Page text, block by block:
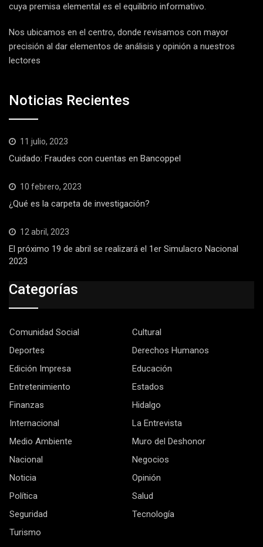
cuya premisa elemental es el equilibrio informativo.
Nos ubicamos en el centro, donde revisamos con mayor
precisión al dar elementos de análisis y opinión a nuestros
lectores
Noticias Recientes
11 julio, 2023
Cuidado: Fraudes con cuentas en Bancoppel
10 febrero, 2023
¿Qué es la carpeta de investigación?
12 abril, 2023
El próximo 19 de abril se realizará el 1er Simulacro Nacional
2023
Categorías
Comunidad Social
Cultural
Deportes
Derechos Humanos
Edición Impresa
Educación
Entretenimiento
Estados
Finanzas
Hidalgo
Internacional
La Entrevista
Medio Ambiente
Muro del Deshonor
Nacional
Negocios
Noticia
Opinión
Política
Salud
Seguridad
Tecnología
Turismo